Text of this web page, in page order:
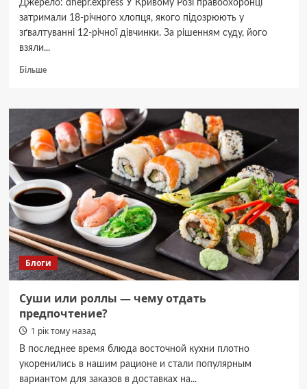
Джерело: dnepr.express У Кривому Розі правоохоронці
затримали 18-річного хлопця, якого підозрюють у
зґвалтуванні 12-річної дівчинки. За рішенням суду, його
взяли...
БільшеДокладніше
Кривому
12-
річну
дівчинку
зґвалтували
біля
річки
Блоги
Cуши или роллы — чему отдать
предпочтение?
1 рік тому назад
В последнее время блюда восточной кухни плотно
укоренились в нашим рационе и стали популярным
вариантом для заказов в доставках на...